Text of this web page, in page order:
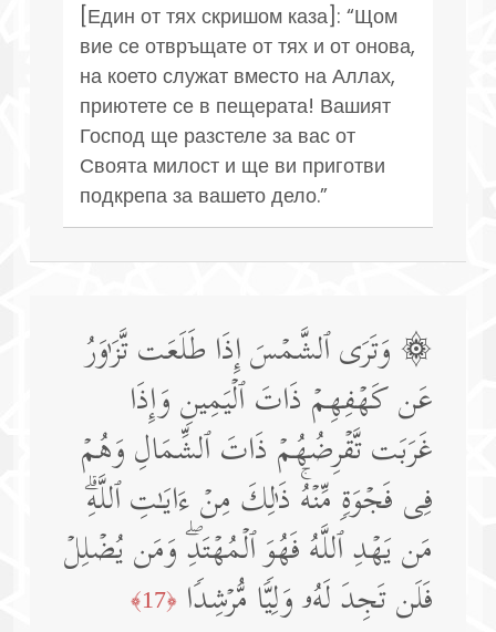
[Един от тях скришом каза]: “Щом
вие се отвръщате от тях и от онова,
на което служат вместо на Аллах,
приютете се в пещерата! Вашият
Господ ще разстеле за вас от
Своята милост и ще ви приготви
подкрепа за вашето дело.”
۞ وَتَرَى ٱلشَّمۡسَ إِذَا طَلَعَت تَّزَ ٰ⁠وَرُ
عَن كَهۡفِهِمۡ ذَاتَ ٱلۡیَمِینِ وَإِذَا
غَرَبَت تَّقۡرِضُهُمۡ ذَاتَ ٱلشِّمَالِ وَهُمۡ
فِی فَجۡوَةࣲ مِّنۡهُۚ ذَ ٰ⁠لِكَ مِنۡ ءَایَـٰتِ ٱللَّهِۗ
مَن یَهۡدِ ٱللَّهُ فَهُوَ ٱلۡمُهۡتَدِۖ وَمَن یُضۡلِلۡ
فَلَن تَجِدَ لَهُۥ وَلِیࣰّا مُّرۡشِدࣰا ﴿17﴾